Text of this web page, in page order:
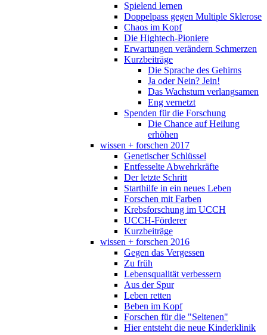
Spielend lernen
Doppelpass gegen Multiple Sklerose
Chaos im Kopf
Die Hightech-Pioniere
Erwartungen verändern Schmerzen
Kurzbeiträge
Die Sprache des Gehirns
Ja oder Nein? Jein!
Das Wachstum verlangsamen
Eng vernetzt
Spenden für die Forschung
Die Chance auf Heilung
erhöhen
wissen + forschen 2017
Genetischer Schlüssel
Entfesselte Abwehrkräfte
Der letzte Schritt
Starthilfe in ein neues Leben
Forschen mit Farben
Krebsforschung im UCCH
UCCH-Förderer
Kurzbeiträge
wissen + forschen 2016
Gegen das Vergessen
Zu früh
Lebensqualität verbessern
Aus der Spur
Leben retten
Beben im Kopf
Forschen für die "Seltenen"
Hier entsteht die neue Kinderklinik